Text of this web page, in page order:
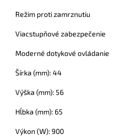
Režim proti zamrznutiu
Viacstupňové zabezpečenie
Moderné dotykové ovládanie
Šírka (mm): 44
Výška (mm): 56
Hĺbka (mm): 65
Výkon (W): 900